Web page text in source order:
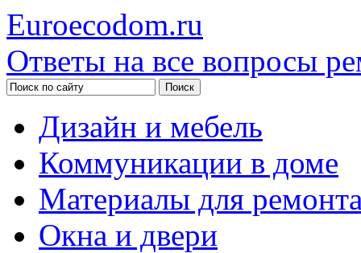
Euroecodom.ru
Ответы на все вопросы
Дизайн и мебель
Коммуникации в доме
Материалы для
Окна и двери